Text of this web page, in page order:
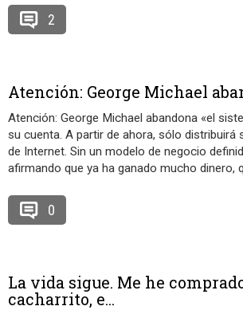
2
Atención: George Michael
Atención: George Michael abandona «el
su cuenta. A partir de ahora, sólo distribuirá
de Internet. Sin un modelo de negocio
afirmando que ya ha ganado mucho dinero,
0
La vida sigue. Me he
cacharrito, e...